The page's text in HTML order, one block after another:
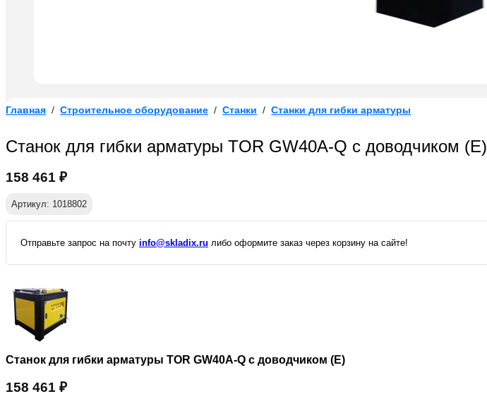
Главная / Строительное оборудование / Станки / Станки для гибки арматуры
Станок для гибки арматуры TOR GW40A-Q с доводчиком (E)
158 461 ₽
Артикул: 1018802
Отправьте запрос на почту info@skladix.ru либо оформите заказ через корзину на сайте!
Станок для гибки арматуры TOR GW40A-Q с доводчиком (E)
158 461 ₽